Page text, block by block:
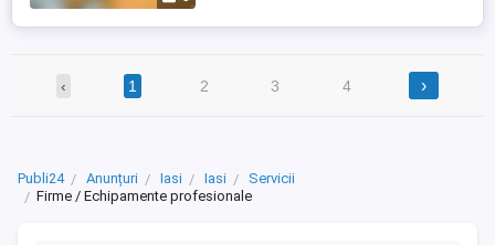
‹ 1 2 3 4 ›
Publi24 Anunțuri Iasi Iasi
Servicii
Firme / Echipamente profesionale